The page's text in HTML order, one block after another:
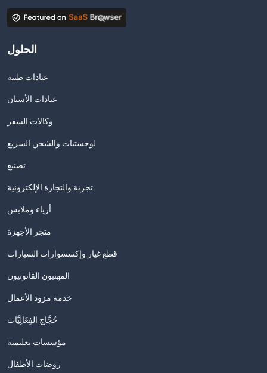
الحلول
عيادات طبية
عيادات الأسنان
وكالات السفر
لوجستيات والشحن السريع
تصنيع
تجزئة والتجارة الإلكترونية
أزياء وملابس
متجر الأجهزة
قطع غيار وإكسسوارات السيارات
المهنيون القانونيون
خدمة مزود الأعمال
حُجَّاج الفِعَالِيَّات
مؤسسات تعليمية
روضات الأطفال